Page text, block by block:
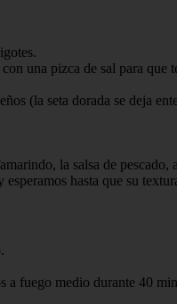
una pizca de sal para que
(la seta dorada se deja
la salsa de pescado,
hasta que su
a fuego medio durante 40